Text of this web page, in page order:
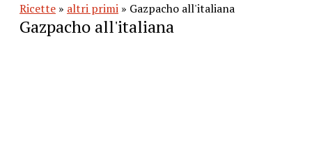
Ricette » altri primi » Gazpacho all'italiana
Gazpacho all'italiana